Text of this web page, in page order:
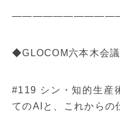
◆GLOCOM六本木会
#119 シン・知的生
てのAIと、これからの